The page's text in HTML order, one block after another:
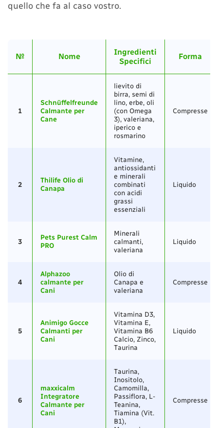
quello che fa al caso vostro.
№ Nome
Ingredienti
Specifici
Forma
1
Schnüffelfreunde
Calmante per
Cane
lievito di
birra, semi di
lino, erbe, oli
(con Omega
3), valeriana,
iperico e
rosmarino
Compresse
2
Thilife Olio di
Canapa
Vitamine,
antiossidanti
e minerali
combinati
con acidi
grassi
essenziali
Liquido
3
Pets Purest Calm
PRO
Minerali
calmanti,
valeriana
Liquido
4
Alphazoo
calmante per
Cani
Olio di
Canapa e
valeriana
Compresse
5
Animigo Gocce
Calmanti per
Cani
Vitamina D3,
Vitamina E,
Vitamina B6
Calcio, Zinco,
Taurina
Liquido
6
maxxicalm
Integratore
Calmante per
Cani
Taurina,
Inositolo,
Camomilla,
Passiflora, L-
Teanina,
Tiamina (Vit.
B1),
Compresse